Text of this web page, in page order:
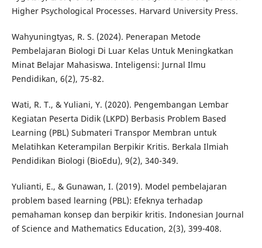
Higher Psychological Processes. Harvard University Press.
Wahyuningtyas, R. S. (2024). Penerapan Metode
Pembelajaran Biologi Di Luar Kelas Untuk Meningkatkan
Minat Belajar Mahasiswa. Inteligensi: Jurnal Ilmu
Pendidikan, 6(2), 75-82.
Wati, R. T., & Yuliani, Y. (2020). Pengembangan Lembar
Kegiatan Peserta Didik (LKPD) Berbasis Problem Based
Learning (PBL) Submateri Transpor Membran untuk
Melatihkan Keterampilan Berpikir Kritis. Berkala Ilmiah
Pendidikan Biologi (BioEdu), 9(2), 340-349.
Yulianti, E., & Gunawan, I. (2019). Model pembelajaran
problem based learning (PBL): Efeknya terhadap
pemahaman konsep dan berpikir kritis. Indonesian Journal
of Science and Mathematics Education, 2(3), 399-408.